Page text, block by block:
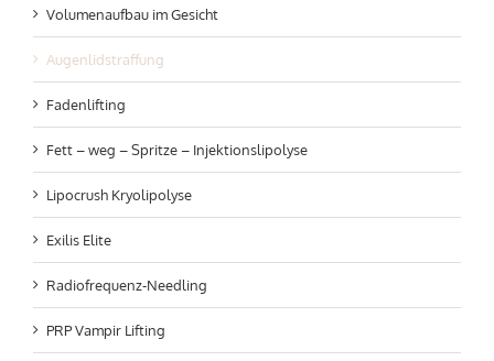
Volumenaufbau im Gesicht
Augenlidstraffung
Fadenlifting
Fett – weg – Spritze – Injektionslipolyse
Lipocrush Kryolipolyse
Exilis Elite
Radiofrequenz-Needling
PRP Vampir Lifting